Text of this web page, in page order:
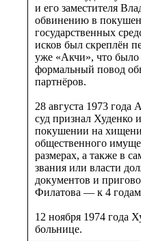
и его заместителя
обвинению в
государственных
исков был скреплён
уже «Акчи», что было
формальный повод
партнёров.
28 августа 1973 года
суд признал
покушении на
общественного
размерах, а также в
звания или власти
документов и
Филатова — к 4
12 ноября 1974 года
больнице.